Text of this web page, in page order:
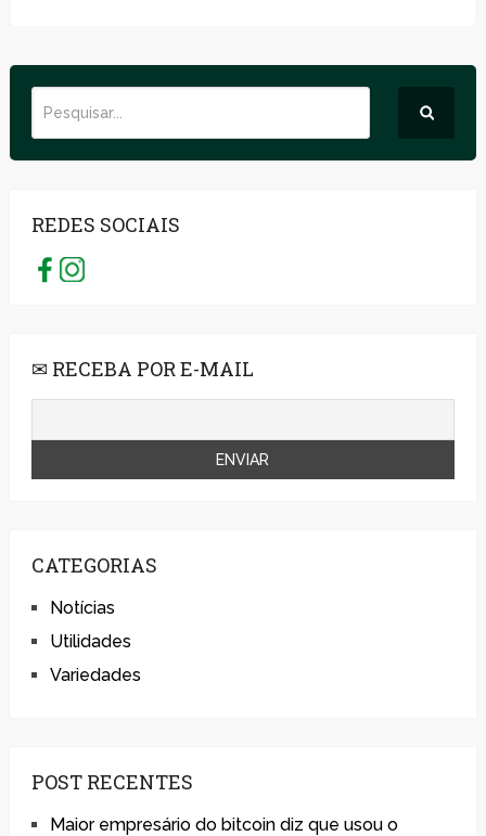
REDES SOCIAIS
✉ RECEBA POR E-MAIL
CATEGORIAS
Notícias
Utilidades
Variedades
POST RECENTES
Maior empresário do bitcoin diz que usou o